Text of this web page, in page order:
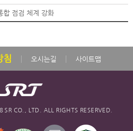
합 점검 체계 강화
침 오시는길 사이트맵
SR CO., LTD. ALL RIGHTS RESERVED.